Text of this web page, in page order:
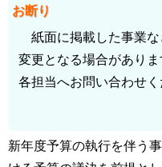
スマホの基本操作を相
厚木飛行場周辺の住宅
藤沢市小規模契約簡易
妊娠・子育ての教室・相
お断り
紙面に掲載した事業な
変更となる場合があり
各担当へお問い合わせく
新年度予算の執行を伴う